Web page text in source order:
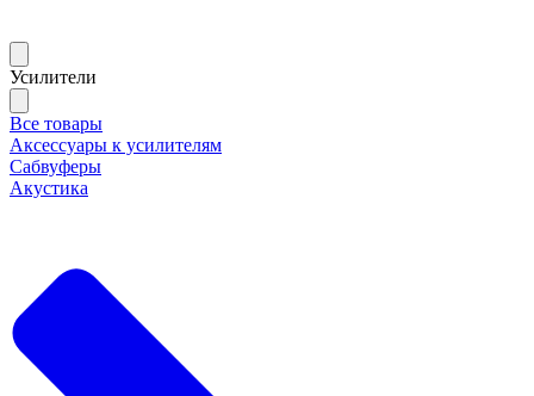
Усилители
Все товары
Аксессуары к усилителям
Сабвуферы
Акустика